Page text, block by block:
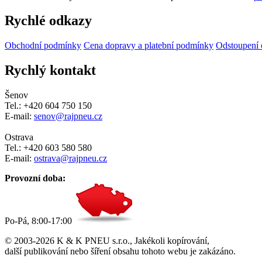
Rychlé odkazy
Obchodní podmínky Cena dopravy a platební podmínky Odstoupení
Rychlý kontakt
Šenov
Tel.: +420 604 750 150
E-mail: senov@rajpneu.cz
Ostrava
Tel.: +420 603 580 580
E-mail: ostrava@rajpneu.cz
Provozní doba:
Po-Pá, 8:00-17:00
© 2003-2026 K & K PNEU s.r.o., Jakékoli kopírování,
další publikování nebo šíření obsahu tohoto webu je zakázáno.